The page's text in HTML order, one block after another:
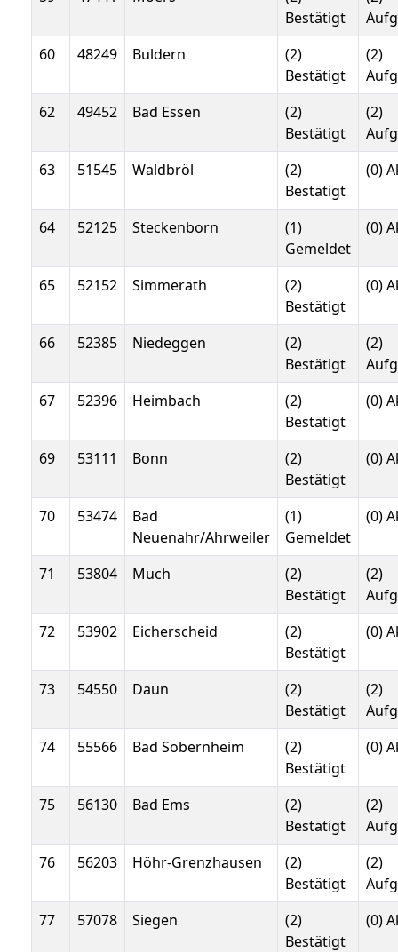
Bestätigt
60
48249 Buldern
(2)
Bestätigt
(2)
62
49452 Bad Essen
(2)
Bestätigt
(2)
63
51545 Waldbröl
(2)
Bestätigt
(0)
64 52125 Steckenborn
(1)
Gemeldet
(0)
65 52152 Simmerath
(2)
Bestätigt
(0)
66 52385 Niedeggen
(2)
Bestätigt
(2)
67
52396 Heimbach
(2)
Bestätigt
(0)
69 53111 Bonn
(2)
Bestätigt
(0)
70 53474
Bad
Neuenahr/Ahrweiler
(1)
Gemeldet
(0)
71 53804 Much
(2)
Bestätigt
(2)
72
53902 Eicherscheid
(2)
Bestätigt
(0)
73 54550 Daun
(2)
Bestätigt
(2)
74
55566 Bad Sobernheim
(2)
Bestätigt
(0)
75 56130 Bad Ems
(2)
Bestätigt
(2)
76
56203 Höhr-Grenzhausen
(2)
Bestätigt
(2)
77
57078 Siegen
(2)
Bestätigt
(0)